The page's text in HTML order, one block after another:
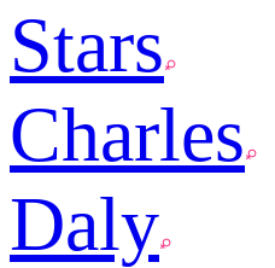
Stars
Charles
Daly